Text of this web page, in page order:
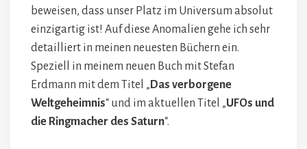
beweisen, dass unser Platz im Universum absolut
einzigartig ist! Auf diese Anomalien gehe ich sehr
detailliert in meinen neuesten Büchern ein.
Speziell in meinem neuen Buch mit Stefan
Erdmann mit dem Titel „ Das verborgene
Weltgeheimnis“ und im aktuellen Titel „UFOs und
die Ringmacher des Saturn“.